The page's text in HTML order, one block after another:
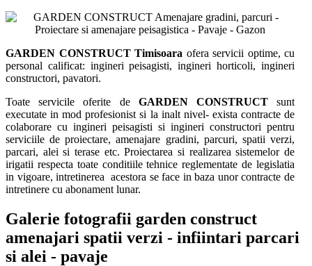
GARDEN CONSTRUCT Timisoara ofera servicii optime, cu
personal calificat: ingineri peisagisti, ingineri horticoli, ingineri
constructori, pavatori.
Toate servicile oferite de GARDEN CONSTRUCTsunt
executate in mod profesionist si la inalt nivel- exista contracte de
colaborare cu ingineri peisagisti si ingineri constructori pentru
serviciile de proiectare, amenajare gradini, parcuri, spatii verzi,
parcari, alei si terase etc. Proiectarea si realizarea sistemelor de
irigatii respecta toate conditiile tehnice reglementate de legislatia
in vigoare, intretinerea acestora se face in baza unor contracte de
intretinere cu abonament lunar.
Galerie fotografii garden construct
amenajari spatii verzi - infiintari parcari
si alei - pavaje